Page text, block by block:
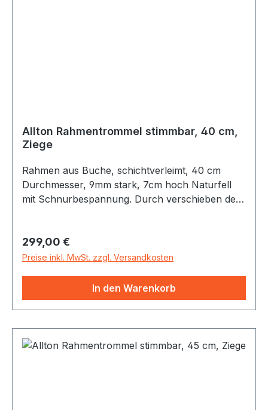
Allton Rahmentrommel stimmbar, 40 cm,
Ziege
Rahmen aus Buche, schichtverleimt, 40 cm
Durchmesser, 9mm stark, 7cm hoch Naturfell
mit Schnurbespannung. Durch verschieben der
Regulärer Preis:
299,00 €
Preise inkl. MwSt. zzgl. Versandkosten
In den Warenkorb